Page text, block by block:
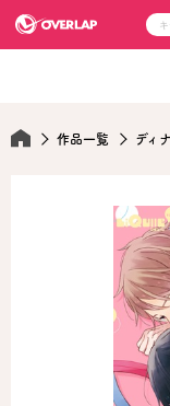
LiQulle
ラブパルフェ
企業
会社概要
採用情報
オーバーラップホ
作品一覧 ディ